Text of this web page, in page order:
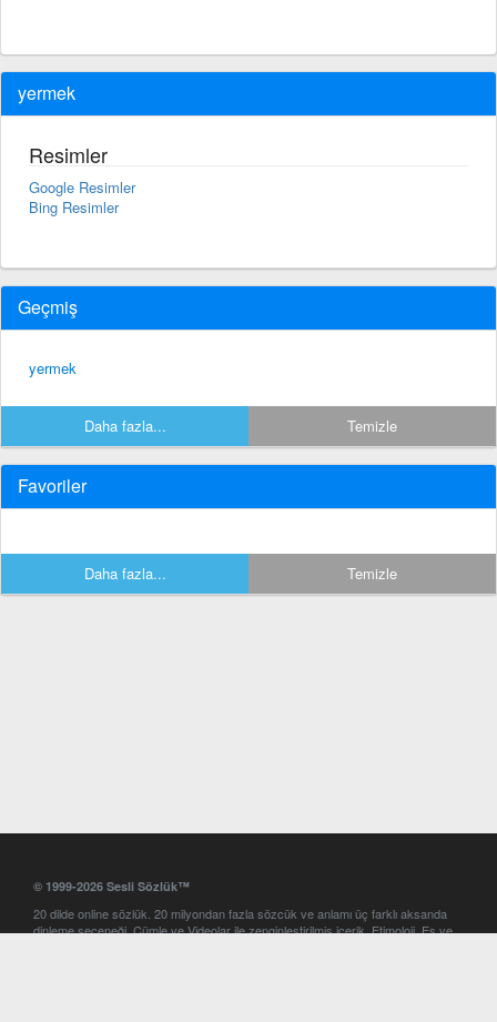
yermek
Resimler
Google Resimler
Bing Resimler
Geçmiş
yermek
Daha fazla... Temizle
Favoriler
Daha fazla... Temizle
© 1999-2026 Sesli Sözlük™
20 dilde online sözlük. 20 milyondan fazla sözcük ve anlamı üç farklı aksanda
dinleme seçeneği. Cümle ve Videolar ile zenginleştirilmiş içerik. Etimoloji, Eş ve